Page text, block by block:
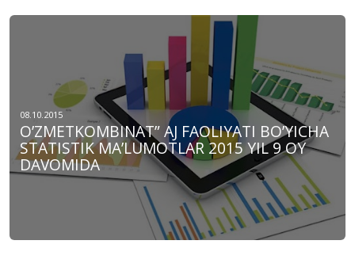
08.10.2015
O’ZMETKOMBINAT” AJ FAOLIYATI BO’YICHA
STATISTIK MA’LUMOTLAR 2015 YIL 9 OY
DAVOMIDA